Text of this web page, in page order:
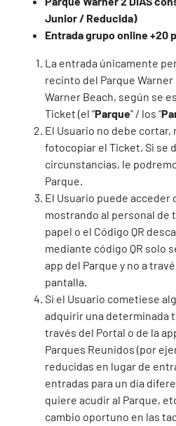
Junior / Reducida)
Entrada grupo online +20
La entrada únicamente
recinto del Parque Warner
Warner Beach, según se
Ticket (el “Parque” / los “
El Usuario no debe
fotocopiar el Ticket. Si se
circunstancias, le
Parque.
El Usuario puede acceder
mostrando al personal de
papel o el Código QR
mediante código QR solo
app del Parque y no a
pantalla.
Si el Usuario cometiese
adquirir una determinada
través del Portal o de la
Parques Reunidos (por
reducidas en lugar de
entradas para un día
quiere acudir al Parque,
cambio oportuno en las